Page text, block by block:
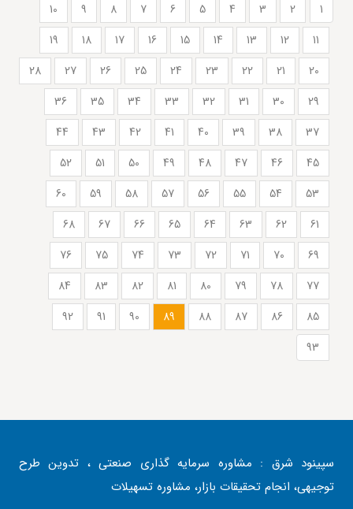
1
2
3
4
5
6
7
8
9
10
11
12
13
14
15
16
17
18
19
20
21
22
23
24
25
26
27
28
29
30
31
32
33
34
35
36
37
38
39
40
41
42
43
44
45
46
47
48
49
50
51
52
53
54
55
56
57
58
59
60
61
62
63
64
65
66
67
68
69
70
71
72
73
74
75
76
77
78
79
80
81
82
83
84
85
86
87
88
89
90
91
92
93
سپینود شرق : مشاوره سرمایه گذاری صنعتی ، تدوین طرح
توجیهی، انجام تحقیقات بازار، مشاوره تسهیلات